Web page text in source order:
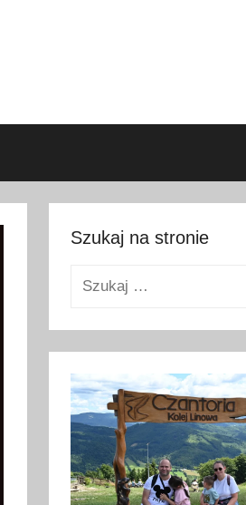
Szukaj na stronie
Szukaj: